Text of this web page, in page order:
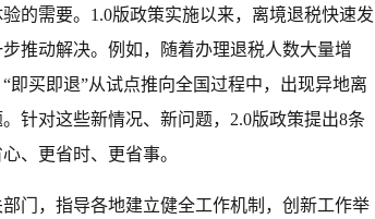
的需要。1.0版政策实施以来，离境退税快速发
推动解决。例如，随着办理退税人数大量增
买即退”从试点推向全国过程中，出现异地离
针对这些新情况、新问题，2.0版政策提出8条
、更省时、更省事。
门，指导各地建立健全工作机制，创新工作举